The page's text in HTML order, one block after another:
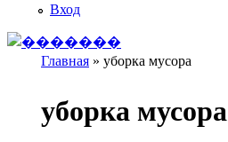
Вход
Главная » уборка мусора
уборка мусора